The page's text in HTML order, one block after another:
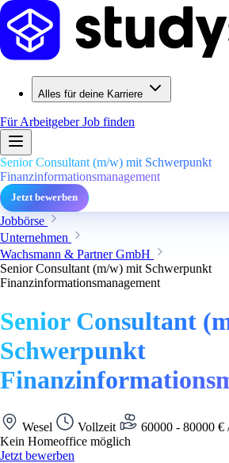
Alles für deine Karriere
Für ArbeitgeberJob finden
Senior Consultant (m/w) mit Schwerpunkt
Finanzinformationsmanagement
Jetzt bewerben
Jobbörse
Unternehmen
Wachsmann & Partner GmbH
Senior Consultant (m/w) mit Schwerpunkt
Finanzinformationsmanagement
Senior Consultant
Schwerpunkt
Wesel Vollzeit
60000 - 80000 €
Kein Homeoffice möglich
Jetzt bewerben